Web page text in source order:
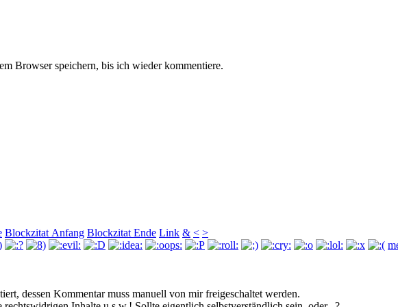
Browser speichern, bis ich wieder kommentiere.
Blockzitat Anfang Blockzitat Ende Link & < >
dessen Kommentar muss manuell von mir freigeschaltet werden.